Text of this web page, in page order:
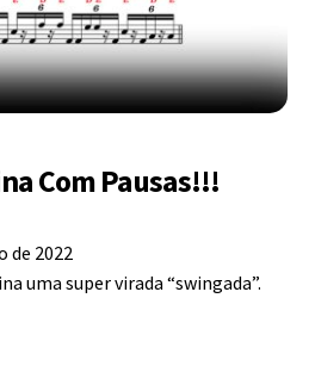
menu
Com Pausas!!!
de 2022
uma super virada “swingada”.